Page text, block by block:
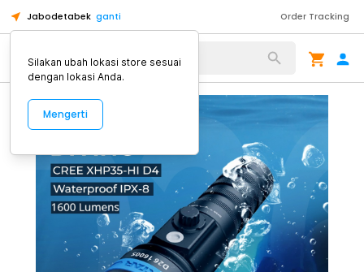
Jabodetabek ganti Order Tracking
Alat Kopi
Silakan ubah lokasi store sesuai
dengan lokasi Anda.
Mengerti